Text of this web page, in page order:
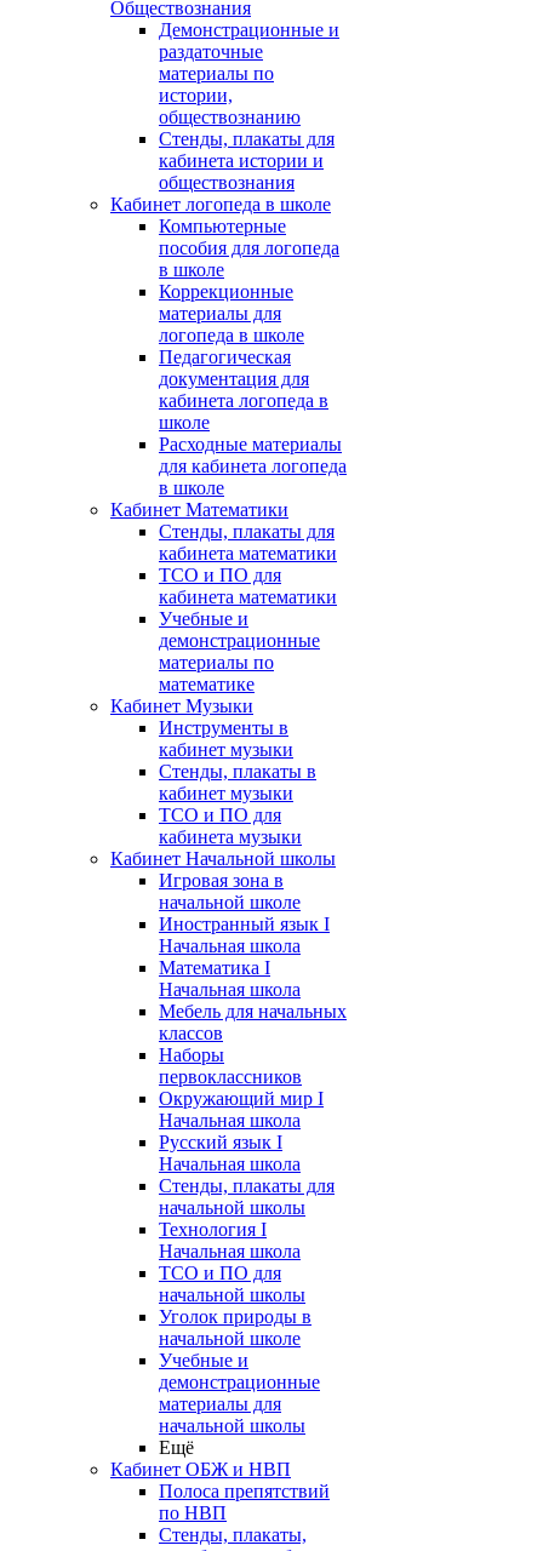
Обществознания
Демонстрационные и
раздаточные
материалы по
истории,
обществознанию
Стенды, плакаты для
кабинета истории и
обществознания
Кабинет логопеда в школе
Компьютерные
пособия для логопеда
в школе
Коррекционные
материалы для
логопеда в школе
Педагогическая
документация для
кабинета логопеда в
школе
Расходные материалы
для кабинета логопеда
в школе
Кабинет Математики
Стенды, плакаты для
кабинета математики
ТСО и ПО для
кабинета математики
Учебные и
демонстрационные
материалы по
математике
Кабинет Музыки
Инструменты в
кабинет музыки
Стенды, плакаты в
кабинет музыки
ТСО и ПО для
кабинета музыки
Кабинет Начальной школы
Игровая зона в
начальной школе
Иностранный язык I
Начальная школа
Математика I
Начальная школа
Мебель для начальных
классов
Наборы
первоклассников
Окружающий мир I
Начальная школа
Русский язык I
Начальная школа
Стенды, плакаты для
начальной школы
Технология I
Начальная школа
ТСО и ПО для
начальной школы
Уголок природы в
начальной школе
Учебные и
демонстрационные
материалы для
начальной школы
Ещё
Кабинет ОБЖ и НВП
Полоса препятствий
по НВП
Стенды, плакаты,